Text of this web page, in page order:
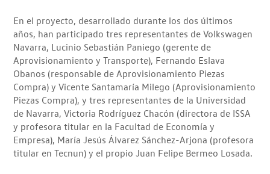
En el proyecto, desarrollado durante los dos últimos
años, han participado tres representantes de Volkswagen
Navarra, Lucinio Sebastián Paniego (gerente de
Aprovisionamiento y Transporte), Fernando Eslava
Obanos (responsable de Aprovisionamiento Piezas
Compra) y Vicente Santamaría Milego (Aprovisionamiento
Piezas Compra), y tres representantes de la Universidad
de Navarra, Victoria Rodríguez Chacón (directora de ISSA
y profesora titular en la Facultad de Economía y
Empresa), María Jesús Álvarez Sánchez-Arjona (profesora
titular en Tecnun) y el propio Juan Felipe Bermeo Losada.